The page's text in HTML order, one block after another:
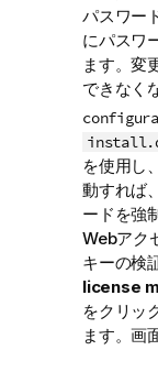
パスワー
にパスワ
ます。変
できなく
を使用し、
動すれば
ードを強
Webアク
キーの検
license
をクリッ
ます。画